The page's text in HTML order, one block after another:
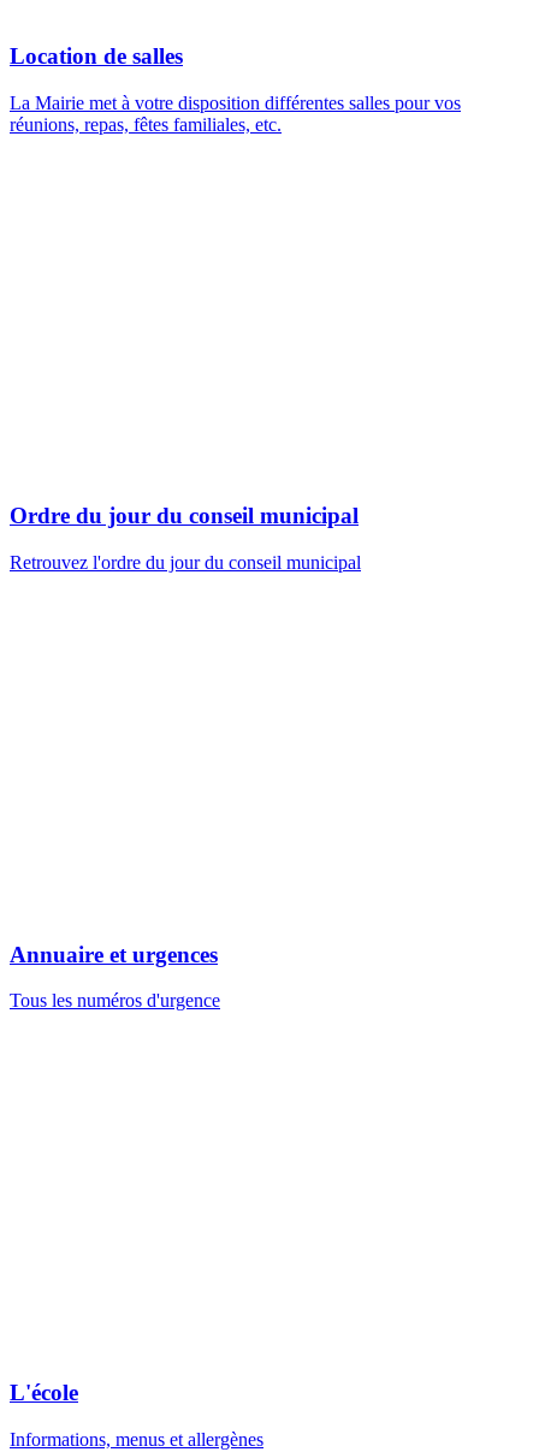
Location de salles
La Mairie met à votre disposition différentes salles pour vos
réunions, repas, fêtes familiales, etc.
Ordre du jour du conseil municipal
Retrouvez l'ordre du jour du conseil municipal
Annuaire et urgences
Tous les numéros d'urgence
L'école
Informations, menus et allergènes